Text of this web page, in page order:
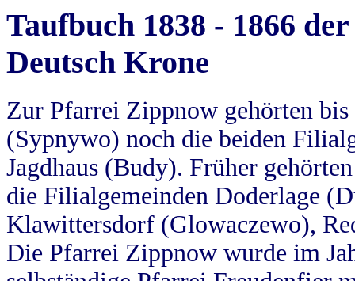
Taufbuch 1838 - 1866
Deutsch Krone
Zur Pfarrei Zippnow gehörten
(Sypnywo) noch die beiden
Jagdhaus (Budy). Früher
die Filialgemeinden Doderlage
Klawittersdorf (Glowaczewo),
Die Pfarrei Zippnow wurde im